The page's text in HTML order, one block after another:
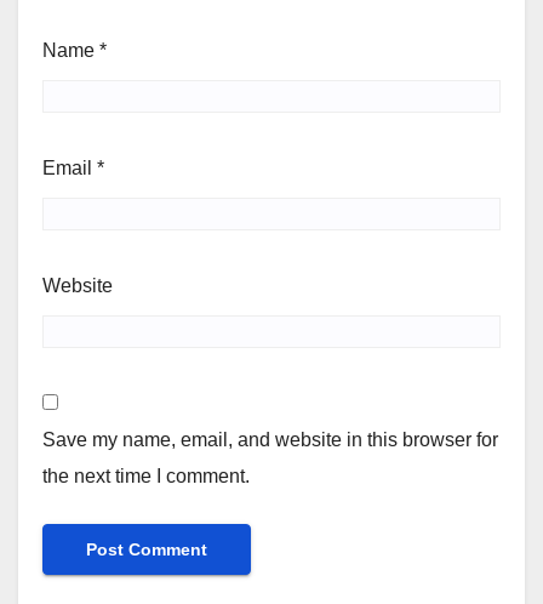
Name *
Email *
Website
Save my name, email, and website in this browser for
the next time I comment.